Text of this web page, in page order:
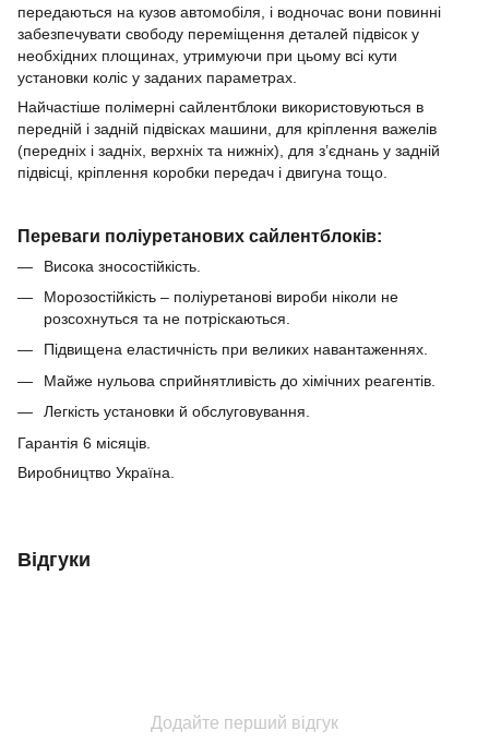
передаються на кузов автомобіля, і водночас вони повинні
забезпечувати свободу переміщення деталей підвісок у
необхідних площинах, утримуючи при цьому всі кути
установки коліс у заданих параметрах.
Найчастіше полімерні сайлентблоки використовуються в
передній і задній підвісках машини, для кріплення важелів
(передніх і задніх, верхніх та нижніх), для з’єднань у задній
підвісці, кріплення коробки передач і двигуна тощо.
Переваги поліуретанових сайлентблоків:
Висока зносостійкість.
Морозостійкість – поліуретанові вироби ніколи не
розсохнуться та не потріскаються.
Підвищена еластичність при великих навантаженнях.
Майже нульова сприйнятливість до хімічних реагентів.
Легкість установки й обслуговування.
Гарантія 6 місяців.
Виробництво Україна.
Відгуки
Додайте перший відгук